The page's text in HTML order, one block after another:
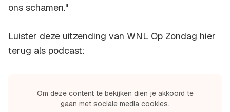
ons schamen."
Luister deze uitzending van WNL Op Zondag hier
terug als podcast:
Om deze content te bekijken dien je akkoord te
gaan met sociale media cookies.